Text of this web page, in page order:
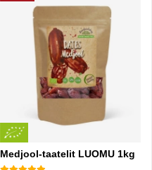
Medjool-taatelit LUOMU 1kg